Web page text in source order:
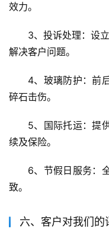
效力。
3、投诉处理：设
解决客户问题。
4、玻璃防护：前
碎石击伤。
5、国际托运：提
续及保险。
6、节假日服务：
致。
六、客户对我们的